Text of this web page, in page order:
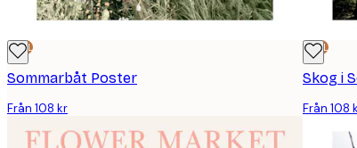
DEAL
Sommarbåt Poster
Från 108 kr
DEAL
Skog i
Från 108